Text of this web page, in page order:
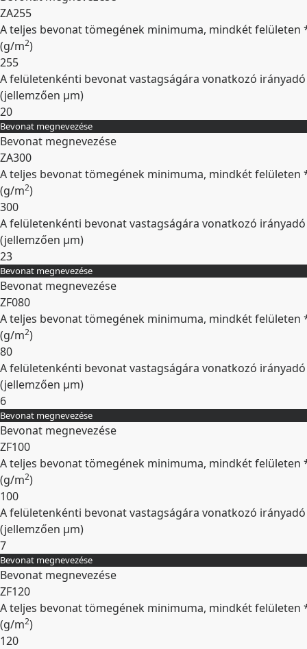
ZA255
A teljes bevonat tömegének minimuma, mindkét felületen
(g/m2)
255
A felületenkénti bevonat vastagságára vonatkozó
(jellemzően µm)
20
Kibontás
Bevonat megnevezése
Bevonat megnevezése
ZA300
A teljes bevonat tömegének minimuma, mindkét felületen
(g/m2)
300
A felületenkénti bevonat vastagságára vonatkozó
(jellemzően µm)
23
Kibontás
Bevonat megnevezése
Bevonat megnevezése
ZF080
A teljes bevonat tömegének minimuma, mindkét felületen
(g/m2)
80
A felületenkénti bevonat vastagságára vonatkozó
(jellemzően µm)
6
Kibontás
Bevonat megnevezése
Bevonat megnevezése
ZF100
A teljes bevonat tömegének minimuma, mindkét felületen
(g/m2)
100
A felületenkénti bevonat vastagságára vonatkozó
(jellemzően µm)
7
Kibontás
Bevonat megnevezése
Bevonat megnevezése
ZF120
A teljes bevonat tömegének minimuma, mindkét felületen
(g/m2)
120